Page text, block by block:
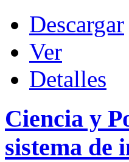
Descargar
Ver
Detalles
Ciencia y
sistema de